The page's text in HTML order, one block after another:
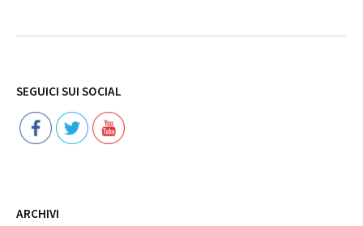
SEGUICI SUI SOCIAL
ARCHIVI